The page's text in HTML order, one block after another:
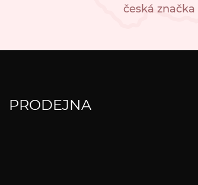
česká značka
PRODEJNA